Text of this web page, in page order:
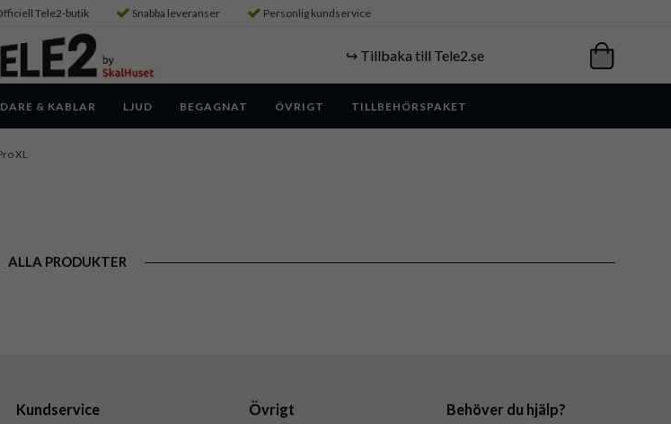
Tele2-butik Snabba leveranser Personlig kundservice
↪️ Tillbaka till Tele2.se
& KABLAR LJUD BEGAGNAT ÖVRIGT TILLBEHÖRSPAKET
XL
ALLA PRODUKTER
Kundservice Övrigt Behöver du hjälp?